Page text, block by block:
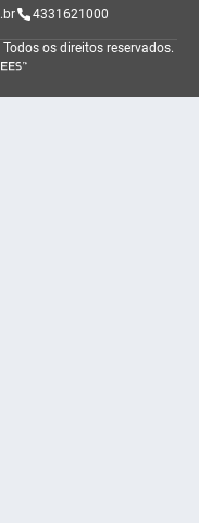
4331621000
Todos os direitos reservados.